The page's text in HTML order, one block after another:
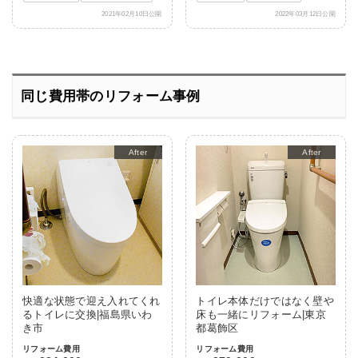
2021年02月10日公開 2022年03月12日公開
同じ費用帯のリフォーム事例
After
快適な状態で迎え入れてくれ
るトイレに交換|福島県いわ
き市
リフォーム費用
After
トイレ本体だけではなく壁や
床も一緒にリフォーム|東京
都葛飾区
リフォーム費用